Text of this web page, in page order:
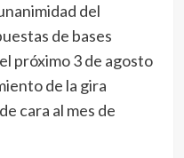
del
de bases
próximo 3 de agosto
de la gira
cara al mes de